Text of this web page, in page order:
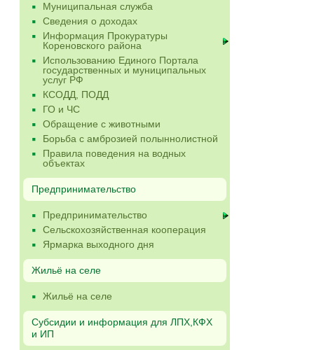
Муниципальная служба
Сведения о доходах
Информация Прокуратуры
Кореновского района
Использованию Единого Портала
государственных и муниципальных
услуг РФ
КСОДД, ПОДД
ГО и ЧС
Обращение с животными
Борьба с амброзией полыннолистной
Правила поведения на водных
объектах
Предпринимательство
Предпринимательство
Сельскохозяйственная кооперация
Ярмарка выходного дня
Жильё на селе
Жильё на селе
Субсидии и информация для ЛПХ,КФХ
и ИП